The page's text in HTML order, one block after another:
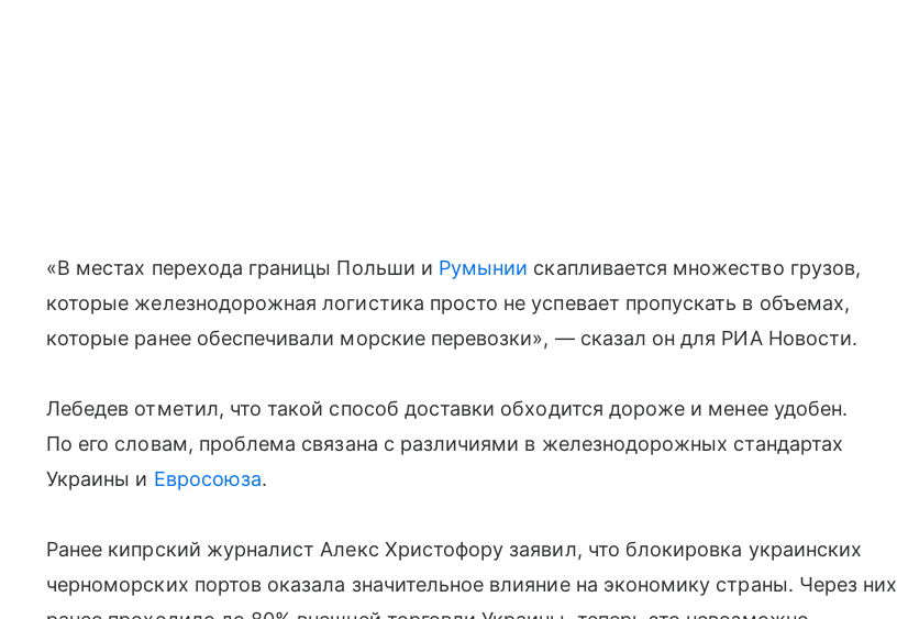
«В местах перехода границы Польши и Румынии скапливается множество грузов,
которые железнодорожная логистика просто не успевает пропускать в объемах,
которые ранее обеспечивали морские перевозки», — сказал он для РИА Новости.
Лебедев отметил, что такой способ доставки обходится дороже и менее удобен.
По его словам, проблема связана с различиями в железнодорожных стандартах
Украины и Евросоюза.
Ранее кипрский журналист Алекс Христофору заявил, что блокировка украинских
черноморских портов оказала значительное влияние на экономику страны. Через них